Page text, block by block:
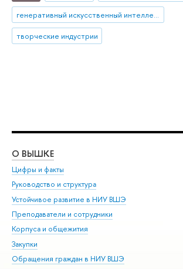
генеративный искусственный интеллект
творческие индустрии
О ВЫШКЕ
Цифры и факты
Руководство и структура
Устойчивое развитие в НИУ ВШЭ
Преподаватели и сотрудники
Корпуса и общежития
Закупки
Обращения граждан в НИУ ВШЭ